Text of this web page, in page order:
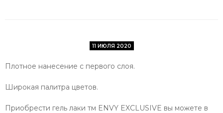
11 ИЮЛЯ 2020
Плотное нанесение с первого слоя.
Широкая палитра цветов.
Приобрести гель лаки тм ENVY EXCLUSIVE вы можете в